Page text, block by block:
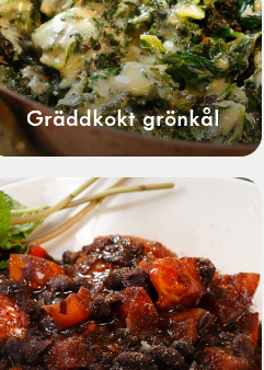
Gräddkokt grönkål